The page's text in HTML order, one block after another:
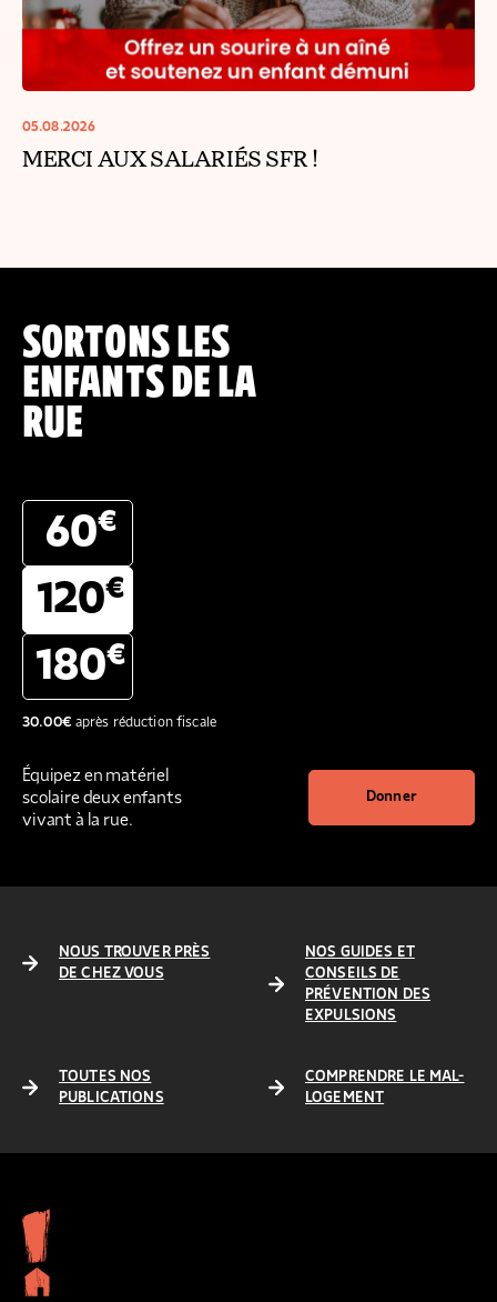
05.08.2026
MERCI AUX SALARIÉS SFR !
SORTONS LES
ENFANTS DE LA
RUE
60€
120€
180€
30.00€après réduction fiscale
Équipez en matériel
scolaire deux enfants
vivant à la rue.
Donner
NOUS TROUVER PRÈS
DE CHEZ VOUS
NOS GUIDES ET
CONSEILS DE
PRÉVENTION DES
EXPULSIONS
TOUTES NOS
PUBLICATIONS
COMPRENDRE LE MAL-
LOGEMENT